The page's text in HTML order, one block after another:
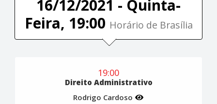
16/12/2021 - Quinta-
Feira, 19:00 Horário de Brasília
19:00
Direito Administrativo
Rodrigo Cardoso